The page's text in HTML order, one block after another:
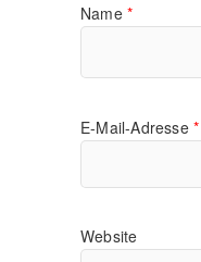
Name *
E-Mail-Adresse *
Website